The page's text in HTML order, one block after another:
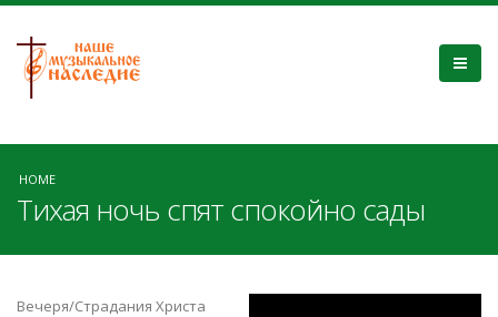
HOME
Тихая ночь спят спокойно сады
Вечеря/Страдания Христа